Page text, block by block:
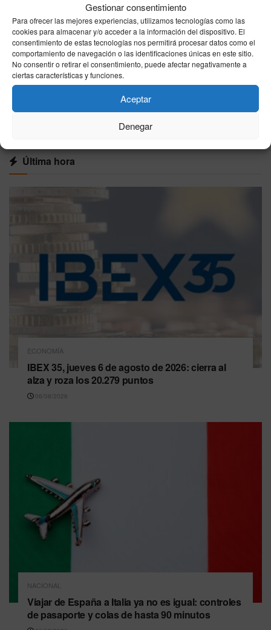
Gestionar consentimiento
Para ofrecer las mejores experiencias, utilizamos tecnologías como las
cookies para almacenar y/o acceder a la información del dispositivo. El
consentimiento de estas tecnologías nos permitirá procesar datos como el
comportamiento de navegación o las identificaciones únicas en este sitio.
No consentir o retirar el consentimiento, puede afectar negativamente a
ciertas características y funciones.
Aceptar
Denegar
06/08/2026
España afronta un jueves de contrastes:
granizo en el nordeste y hasta 39 grados en el
sur
06/08/2026
Última hora
ECONOMÍA
IBEX 35, jueves 6 de agosto de 2026: cierra al
alza y roza los 20.279 puntos
06/08/2026
NACIONAL
Viajar de España a Italia ya no es igual: controles
de pasaporte y colas de hasta 90 minutos